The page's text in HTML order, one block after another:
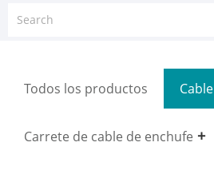
Todos los productos Cable
Carrete de cable de enchufe